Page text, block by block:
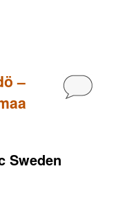
–
Sweden